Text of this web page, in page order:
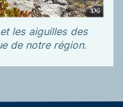
les aiguilles des
de notre région.